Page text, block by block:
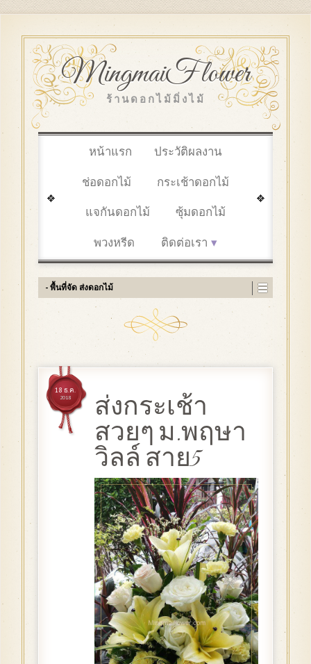
MingmaiFlower
ร้านดอกไม้มิ่งไม้
หน้าแรก
ประวัติผลงาน
ช่อดอกไม้
กระเช้าดอกไม้
แจกันดอกไม้
ซุ้มดอกไม้
พวงหรีด
ติดต่อเรา
- พื้นที่จัด ส่งดอกไม้
ส่งกระเช้า
สวยๆ ม.พฤษา
วิลล์ สาย5
18 ธ.ค.
2018